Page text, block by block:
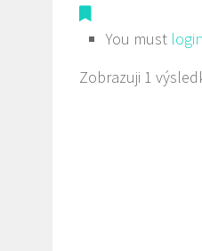
You must login
Zobrazuji 1